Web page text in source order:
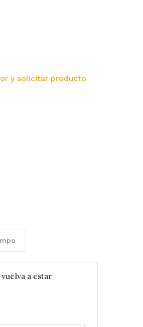
y solicitar producto
a estar